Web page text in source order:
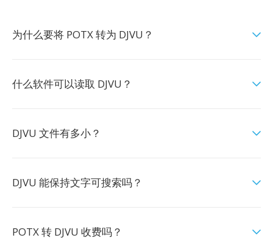
为什么要将 POTX 转为 DJVU？
什么软件可以读取 DJVU？
DJVU 文件有多小？
DJVU 能保持文字可搜索吗？
POTX 转 DJVU 收费吗？